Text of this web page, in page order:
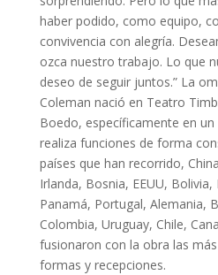
haber podido, como equipo,
convivencia con alegría.
ozca nuestro trabajo. Lo que
deseo de seguir juntos.” La
Coleman nació en Teatro
Boedo, específicamente en
realiza funciones de forma
países que han recorrido,
Irlanda, Bosnia, EEUU, Bolivia,
Panamá, Portugal, Alemania,
Colombia, Uruguay, Chile,
fusionaron con la obra las
formas y recepciones.